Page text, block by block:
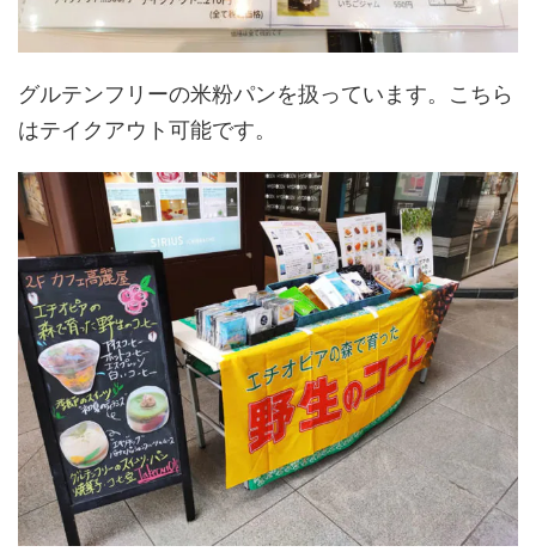
グルテンフリーの米粉パンを扱っています。こちら
はテイクアウト可能です。